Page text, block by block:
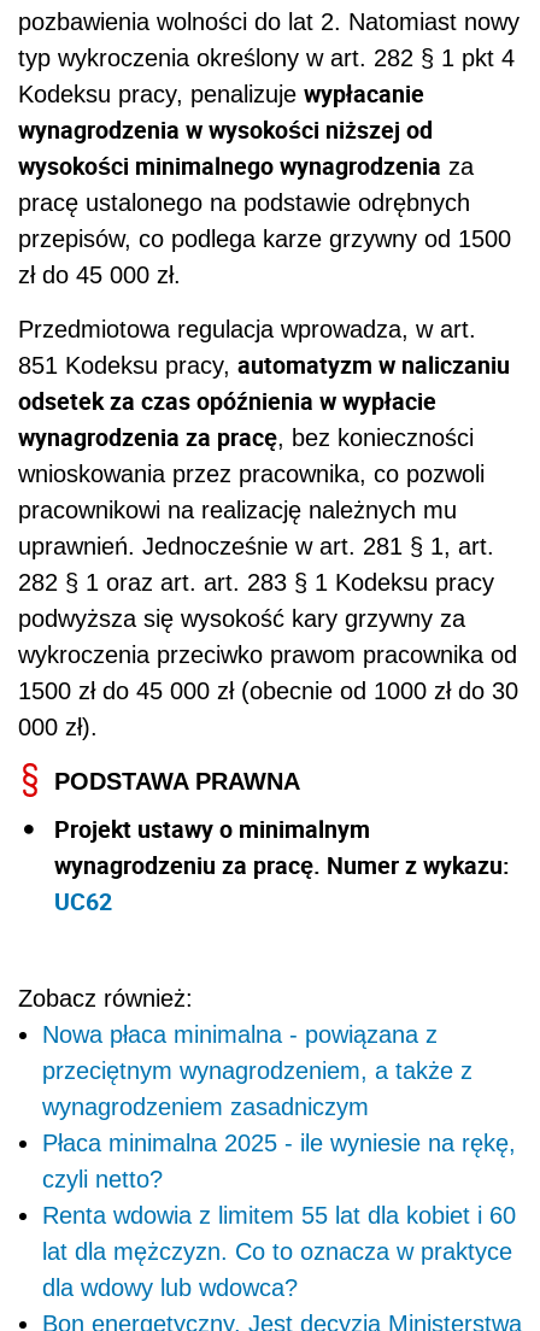
pozbawienia wolności do lat 2. Natomiast nowy
typ wykroczenia określony w art. 282 § 1 pkt 4
Kodeksu pracy, penalizuje wypłacanie
wynagrodzenia w wysokości niższej od
wysokości minimalnego wynagrodzenia za
pracę ustalonego na podstawie odrębnych
przepisów, co podlega karze grzywny od 1500
zł do 45 000 zł.
Przedmiotowa regulacja wprowadza, w art.
851 Kodeksu pracy, automatyzm w naliczaniu
odsetek za czas opóźnienia w wypłacie
wynagrodzenia za pracę, bez konieczności
wnioskowania przez pracownika, co pozwoli
pracownikowi na realizację należnych mu
uprawnień. Jednocześnie w art. 281 § 1, art.
282 § 1 oraz art. art. 283 § 1 Kodeksu pracy
podwyższa się wysokość kary grzywny za
wykroczenia przeciwko prawom pracownika od
1500 zł do 45 000 zł (obecnie od 1000 zł do 30
000 zł).
PODSTAWA PRAWNA
Projekt ustawy o minimalnym
wynagrodzeniu za pracę. Numer z wykazu:
UC62
Zobacz również:
Nowa płaca minimalna - powiązana z
przeciętnym wynagrodzeniem, a także z
wynagrodzeniem zasadniczym
Płaca minimalna 2025 - ile wyniesie na rękę,
czyli netto?
Renta wdowia z limitem 55 lat dla kobiet i 60
lat dla mężczyzn. Co to oznacza w praktyce
dla wdowy lub wdowca?
Bon energetyczny. Jest decyzja Ministerstwa